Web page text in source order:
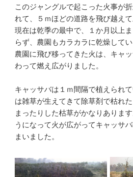
このジャングルで起こった火事が
れて、５ｍほどの道路を飛び越えて
現在は乾季の最中で、１か月以上
らず、農園もカラカラに乾燥してい
農園に飛び移ってきた火は、キャ
わって燃え広がりました。
キャッサバは１ｍ間隔で植えられ
は雑草が生えてきて除草剤で枯れ
まったりした枯草がかなりありま
うになって火が広がってキャッサ
まいました。